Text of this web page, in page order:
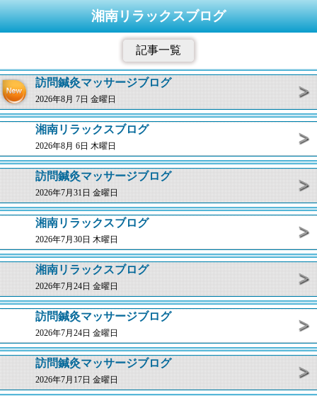
湘南リラックスブログ
記事一覧
訪問鍼灸マッサージブログ
2026年8月 7日 金曜日
湘南リラックスブログ
2026年8月 6日 木曜日
訪問鍼灸マッサージブログ
2026年7月31日 金曜日
湘南リラックスブログ
2026年7月30日 木曜日
湘南リラックスブログ
2026年7月24日 金曜日
訪問鍼灸マッサージブログ
2026年7月24日 金曜日
訪問鍼灸マッサージブログ
2026年7月17日 金曜日